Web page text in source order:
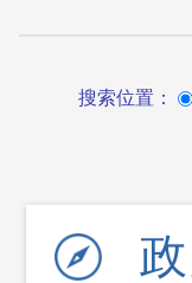
搜索位置：